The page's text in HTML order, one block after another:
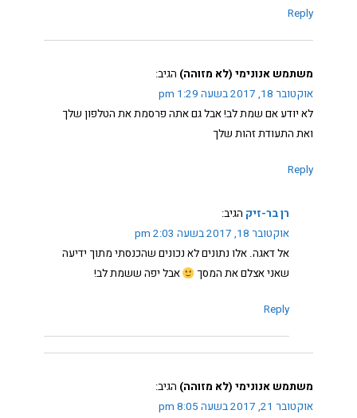
Reply
משתמש אנונימי (לא מזוהה) הגיב:
אוקטובר 18, 2017 בשעה 1:29 pm
לא יודע אם שמת לב! אבל גם אתה פרסמת את הטלפון שלך
ואת התעודת זהות שלך
Reply
רן בר-זיק הגיב:
אוקטובר 18, 2017 בשעה 2:03 pm
אל דאגה. אלו נתונים לא נכונים שהכנסתי מתוך ידיעה
שאני אצלם את המסך
אבל יפה ששמת לב!
Reply
משתמש אנונימי (לא מזוהה) הגיב:
אוקטובר 21, 2017 בשעה 8:05 pm